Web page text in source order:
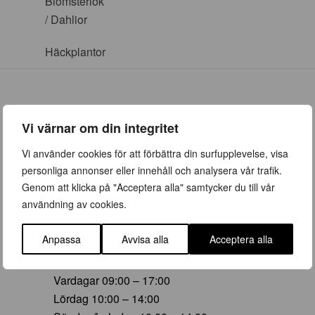
Vi värnar om din integritet
Vi använder cookies för att förbättra din surfupplevelse, visa
personliga annonser eller innehåll och analysera vår trafik.
Genom att klicka på "Acceptera alla" samtycker du till vår
användning av cookies.
Anpassa Avvisa alla Acceptera alla
/ Dahlior
Häckplantor
ÖPPETTIDER
Vår (23 mars – 28 juni)
Vardagar 09:00 – 19:00
Lördag 10:00 – 16:00
Söndag/helgdag 10:00 – 16:00
Vardagar 09:00 – 17:00
Lördag 10:00 – 14:00